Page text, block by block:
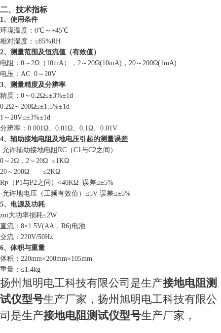
二、技术指标
1、使用条件
环境温度：0℃～+45℃
相对湿度：≤85%RH
2、测量范围及恒流值（有效值）
电阻：0～2Ω（10mA），2～ 20Ω(10mA) ，20～200Ω(1mA)
电压：AC 0～20V
3、测量精度及分辨率
精度：0～ 0.2Ω≤±3%±1d
0.2Ω～ 200Ω≤±1.5%±1d
1 ～ 20V≤±3%±1d
分辨率： 0.001Ω、 0.01Ω、 0.1Ω、 0.01V
4、辅助接地电阻及地电压引起的测量误差
·允许辅助接地电阻RC（C1与C2之间）
0～2Ω，2～ 20Ω ≤1KΩ
20～200Ω ≤2KΩ
RP （P1与P2之间） <40KΩ 误差≤±5%
·允许地电压（工频有效值）≤5V 误差≤±5%
5、电源及功耗
zui大功率损耗≤2W
直流：8×1.5V(AA，R6)电池
交流： 220V/50Hz
6、体积与重量
体积：220mm×200mm×105mm
重量：≤1.4kg
扬州旭明电工科技有限公司是生产接地电阻测
试仪型号生产厂家， 扬州旭明电工科技有限公
司是生产接地电阻测试仪型号生产厂家，